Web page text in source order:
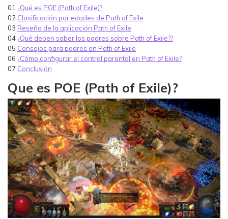
01 ¿Qué es POE (Path of Exile)?
02 Clasificación por edades de Path of Exile
03 Reseña de la aplicación Path of Exile
04 ¿Qué deben saber los padres sobre Path of Exile??
05 Consejos para padres en Path of Exile
06 ¿Cómo configurar el control parental en Path of Exile?
07 Conclusión
Que es POE (Path of Exile)?